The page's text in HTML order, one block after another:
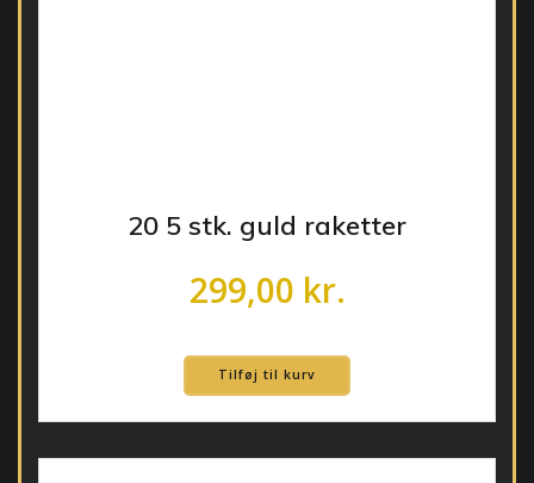
20 5 stk. guld raketter
299,00 kr.
Tilføj til kurv